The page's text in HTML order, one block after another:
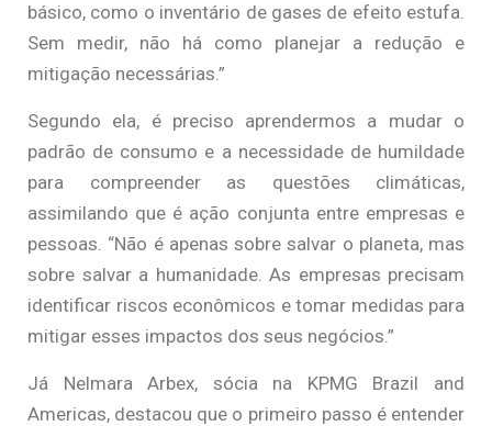
básico, como o inventário de gases de efeito estufa.
Sem medir, não há como planejar a redução e
mitigação necessárias.”
Segundo ela, é preciso aprendermos a mudar o
padrão de consumo e a necessidade de humildade
para compreender as questões climáticas,
assimilando que é ação conjunta entre empresas e
pessoas. “Não é apenas sobre salvar o planeta, mas
sobre salvar a humanidade. As empresas precisam
identificar riscos econômicos e tomar medidas para
mitigar esses impactos dos seus negócios.”
Já Nelmara Arbex, sócia na KPMG Brazil and
Americas, destacou que o primeiro passo é entender